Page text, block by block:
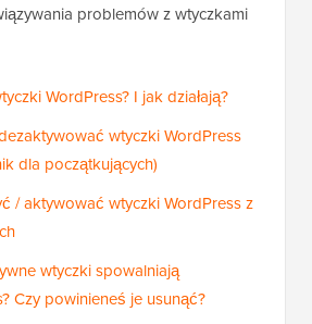
problemów z wtyczkami
WordPress? I jak działają?
wtyczki WordPress
dla początkujących)
/ aktywować wtyczki WordPress z
wtyczki spowalniają
Czy powinieneś je usunąć?